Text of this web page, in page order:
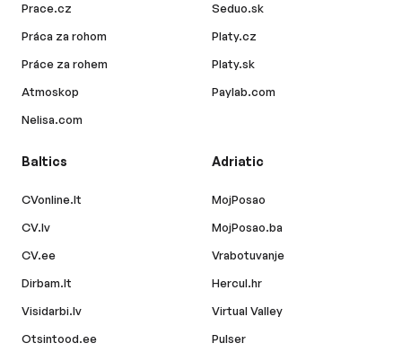
Prace.cz
Práca za rohom
Práce za rohem
Atmoskop
Nelisa.com
Seduo.sk
Platy.cz
Platy.sk
Paylab.com
Baltics
CVonline.lt
CV.lv
CV.ee
Dirbam.lt
Visidarbi.lv
Otsintood.ee
Adriatic
MojPosao
MojPosao.ba
Vrabotuvanje
Hercul.hr
Virtual Valley
Pulser